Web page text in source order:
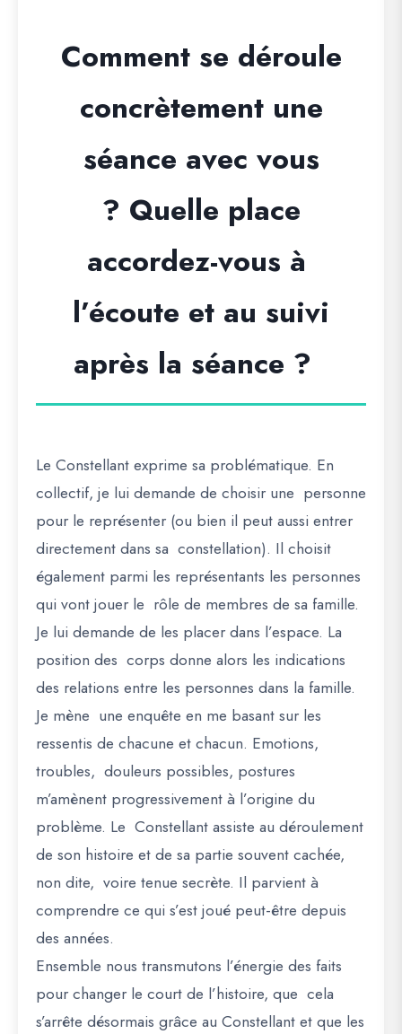
Comment se déroule
concrètement une
séance avec vous
? Quelle place
accordez-vous à
l’écoute et au suivi
après la séance ?
Le Constellant exprime sa problématique. En
collectif, je lui demande de choisir une personne
pour le représenter (ou bien il peut aussi entrer
directement dans sa constellation). Il choisit
également parmi les représentants les personnes
qui vont jouer le rôle de membres de sa famille.
Je lui demande de les placer dans l’espace. La
position des corps donne alors les indications
des relations entre les personnes dans la famille.
Je mène une enquête en me basant sur les
ressentis de chacune et chacun. Emotions,
troubles, douleurs possibles, postures
m’amènent progressivement à l’origine du
problème. Le Constellant assiste au déroulement
de son histoire et de sa partie souvent cachée,
non dite, voire tenue secrète. Il parvient à
comprendre ce qui s’est joué peut-être depuis
des années.
Ensemble nous transmutons l’énergie des faits
pour changer le court de l’histoire, que cela
s’arrête désormais grâce au Constellant et que les